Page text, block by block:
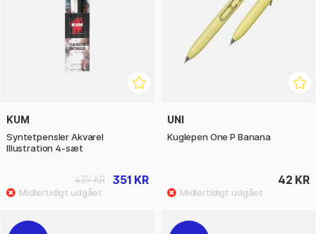
KUM
Syntetpensler Akvarel
Illustration 4-sæt
351 KR
439 KR
UNI
Kuglepen One P Banana
42 KR